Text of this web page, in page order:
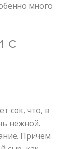
много
с
сок, что, в
нежной.
Причем